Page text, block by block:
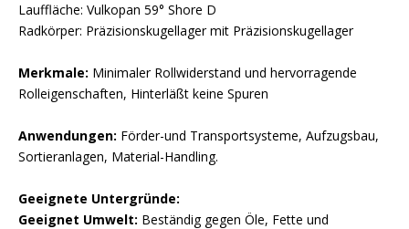
Lauffläche: Vulkopan 59° Shore D
Radkörper: Präzisionskugellager mit Präzisionskugellager
Merkmale: Minimaler Rollwiderstand und hervorragende
Rolleigenschaften, Hinterläßt keine Spuren
Anwendungen: Förder-und Transportsysteme, Aufzugsbau,
Sortieranlagen, Material-Handling.
Geeignete Untergründe:
Geeignet Umwelt: Beständig gegen Öle, Fette und